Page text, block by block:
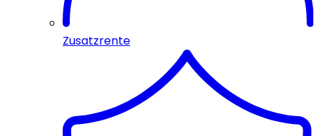
Zusatzrente